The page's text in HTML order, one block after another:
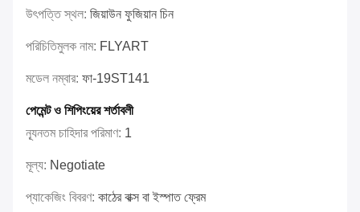
উৎপত্তি স্থল: জিয়াউন ফুজিয়ান চিন
পরিচিতিমুলক নাম: FLYART
মডেল নম্বার: ফা-19ST141
পেমেন্ট ও শিপিংয়ের শর্তাবলী
ন্যূনতম চাহিদার পরিমাণ: 1
মূল্য: Negotiate
প্যাকেজিং বিবরণ: কাঠের বাক্স বা ইস্পাত ফ্রেম